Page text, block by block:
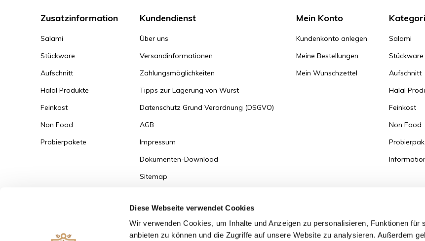
Diese Webseite verwendet Cookies
Wir verwenden Cookies, um Inhalte und Anzeigen zu personalisieren, Funktionen für
anbieten zu können und die Zugriffe auf unsere Website zu analysieren. Außerdem
Zusatzinformation
Salami
Stückware
Aufschnitt
Halal Produkte
Feinkost
Non Food
Probierpakete
Kundendienst
Über uns
Versandinformationen
Zahlungsmöglichkeiten
Tipps zur Lagerung von Wurst
Datenschutz Grund Verordnung (DSGVO)
AGB
Impressum
Dokumenten-Download
Sitemap
Zum Bestellportal
Mein Konto
Kundenkonto anlegen
Meine Bestellungen
Mein Wunschzettel
Salami
Stückware
Aufschnitt
Halal
Feinkost
Non Food